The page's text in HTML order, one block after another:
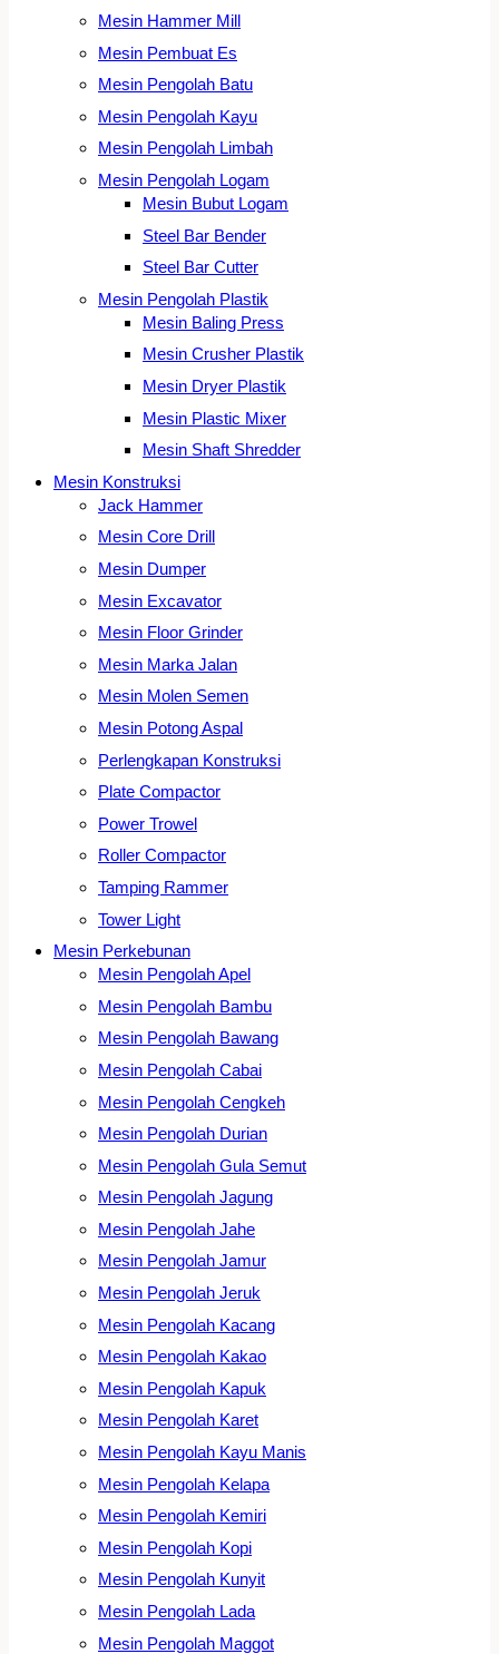
Mesin Hammer Mill
Mesin Pembuat Es
Mesin Pengolah Batu
Mesin Pengolah Kayu
Mesin Pengolah Limbah
Mesin Pengolah Logam
Mesin Bubut Logam
Steel Bar Bender
Steel Bar Cutter
Mesin Pengolah Plastik
Mesin Baling Press
Mesin Crusher Plastik
Mesin Dryer Plastik
Mesin Plastic Mixer
Mesin Shaft Shredder
Mesin Konstruksi
Jack Hammer
Mesin Core Drill
Mesin Dumper
Mesin Excavator
Mesin Floor Grinder
Mesin Marka Jalan
Mesin Molen Semen
Mesin Potong Aspal
Perlengkapan Konstruksi
Plate Compactor
Power Trowel
Roller Compactor
Tamping Rammer
Tower Light
Mesin Perkebunan
Mesin Pengolah Apel
Mesin Pengolah Bambu
Mesin Pengolah Bawang
Mesin Pengolah Cabai
Mesin Pengolah Cengkeh
Mesin Pengolah Durian
Mesin Pengolah Gula Semut
Mesin Pengolah Jagung
Mesin Pengolah Jahe
Mesin Pengolah Jamur
Mesin Pengolah Jeruk
Mesin Pengolah Kacang
Mesin Pengolah Kakao
Mesin Pengolah Kapuk
Mesin Pengolah Karet
Mesin Pengolah Kayu Manis
Mesin Pengolah Kelapa
Mesin Pengolah Kemiri
Mesin Pengolah Kopi
Mesin Pengolah Kunyit
Mesin Pengolah Lada
Mesin Pengolah Maggot